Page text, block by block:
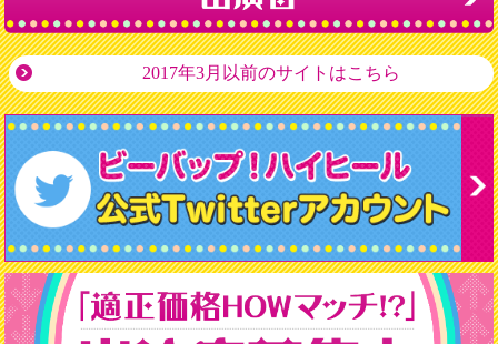
2017年3月以前のサイトはこちら